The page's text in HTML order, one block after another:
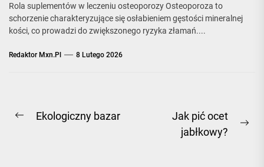
Rola suplementów w leczeniu osteoporozy Osteoporoza to
schorzenie charakteryzujące się osłabieniem gęstości mineralnej
kości, co prowadzi do zwiększonego ryzyka złamań....
Redaktor Mxn.pl 8 Lutego 2026
Nawigacja
Previous
Ekologiczny bazar
Jak pić ocet
jabłkowy?